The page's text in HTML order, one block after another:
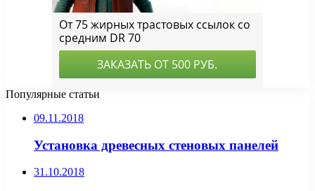
Популярные статьи
09.11.2018
Установка древесных стеновых панелей
31.10.2018